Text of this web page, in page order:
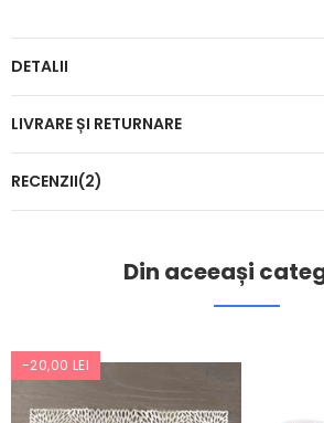
DETALII
LIVRARE ȘI RETURNARE
RECENZII(2)
Din aceeași
-20,00 LEI